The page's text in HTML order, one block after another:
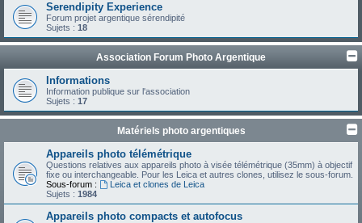
Serendipity Experience
Forum projet argentique sérendipité
Sujets : 18
Association Forum Photo Argentique
Informations
Information publique sur l'association
Sujets : 17
Matériels photo argentiques
Appareils photo télémétrique
Questions relatives aux appareils photo à visée télémétrique (35mm) à objectif
fixe ou interchangeable. Pour les Leica et autres clones, utilisez le sous-forum.
Sous-forum :
Leica et clones de Leica
Sujets : 1984
Appareils photo compacts et autofocus